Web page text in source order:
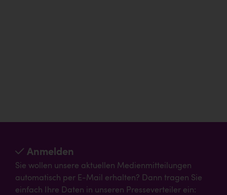
Anmelden
Sie wollen unsere aktuellen Medienmitteilungen
automatisch per E-Mail erhalten? Dann tragen Sie
einfach Ihre Daten in unseren Presseverteiler ein: